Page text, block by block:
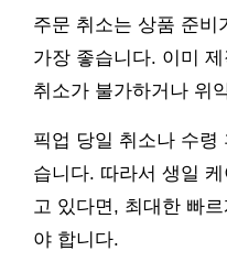
주문 취소는 상품 준비
가장 좋습니다. 이미
취소가 불가하거나 위
픽업 당일 취소나 수령
습니다. 따라서 생일
고 있다면, 최대한 빠
야 합니다.